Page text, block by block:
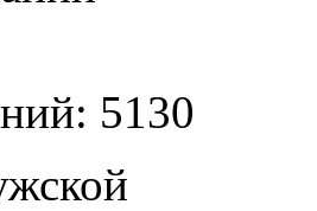
5130